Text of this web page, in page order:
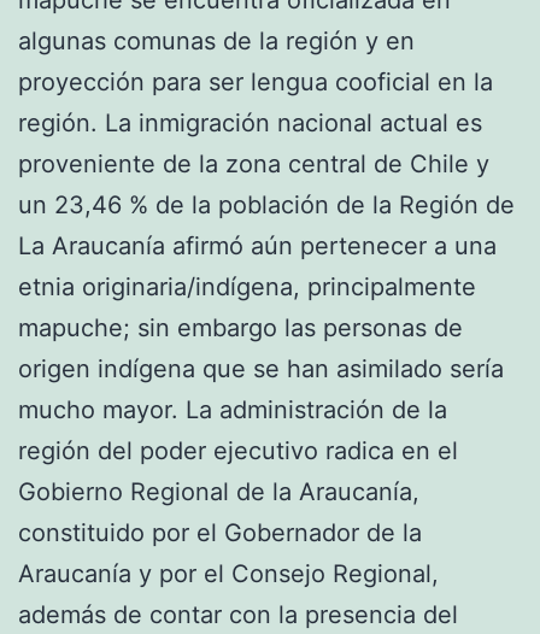
algunas comunas de la región y en
proyección para ser lengua cooficial en la
región. La inmigración nacional actual es
proveniente de la zona central de Chile y
un 23,46 % de la población de la Región de
La Araucanía afirmó aún pertenecer a una
etnia originaria/indígena, principalmente
mapuche; sin embargo las personas de
origen indígena que se han asimilado sería
mucho mayor. La administración de la
región del poder ejecutivo radica en el
Gobierno Regional de la Araucanía,
constituido por el Gobernador de la
Araucanía y por el Consejo Regional,
además de contar con la presencia del